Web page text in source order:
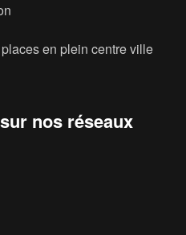
en plein centre ville
nos réseaux